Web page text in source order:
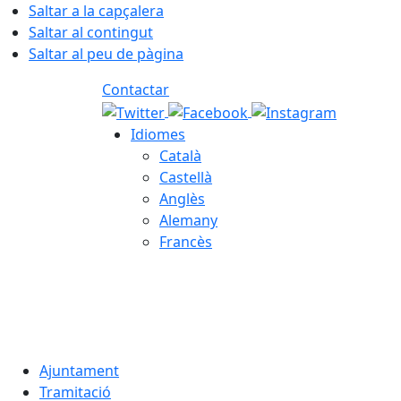
Saltar a la capçalera
Saltar al contingut
Saltar al peu de pàgina
Contactar
Idiomes
Català
Castellà
Anglès
Alemany
Francès
Ajuntament
Tramitació